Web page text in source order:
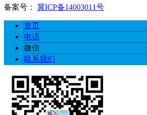
备案号： 冀ICP备14003011号
首页
电话
微信
联系我们